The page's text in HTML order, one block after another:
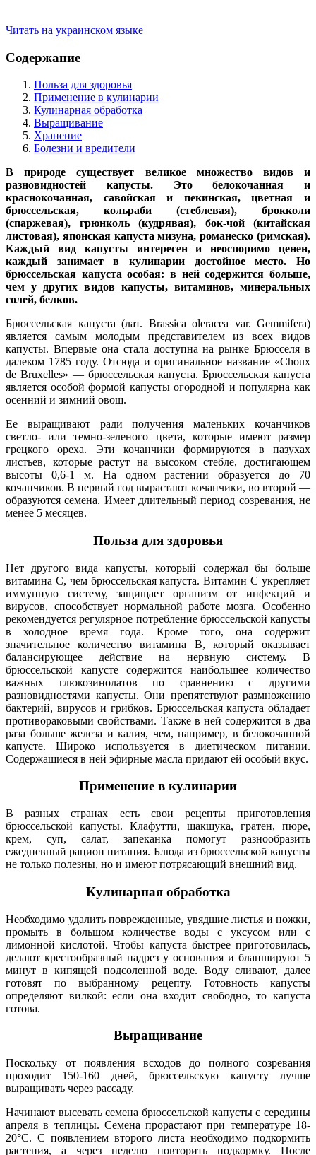
Читать на украинском языке
Содержание
Польза для здоровья
Применение в кулинарии
Кулинарная обработка
Выращивание
Хранение
Болезни и вредители
В природе существует великое множество видов и
разновидностей капусты. Это белокочанная и
краснокочанная, савойская и пекинская, цветная и
брюссельская, кольраби (стеблевая), брокколи
(спаржевая), грюнколь (кудрявая), бок-чой (китайская
листовая), японская капуста мизуна, романеско (римская).
Каждый вид капусты интересен и неоспоримо ценен,
каждый занимает в кулинарии достойное место. Но
брюссельская капуста особая: в ней содержится больше,
чем у других видов капусты, витаминов, минеральных
солей, белков.
Брюссельская капуста (лат. Brassica oleracea var. Gemmifera)
является самым молодым представителем из всех видов
капусты. Впервые она стала доступна на рынке Брюсселя в
далеком 1785 году. Отсюда и оригинальное название «Choux
de Bruxelles» — брюссельская капуста. Брюссельская капуста
является особой формой капусты огородной и популярна как
осенний и зимний овощ.
Ее выращивают ради получения маленьких кочанчиков
светло- или темно-зеленого цвета, которые имеют размер
грецкого ореха. Эти кочанчики формируются в пазухах
листьев, которые растут на высоком стебле, достигающем
высоты 0,6-1 м. На одном растении образуется до 70
кочанчиков. В первый год вырастают кочанчики, во второй —
образуются семена. Имеет длительный период созревания, не
менее 5 месяцев.
Польза для здоровья
Нет другого вида капусты, который содержал бы больше
витамина С, чем брюссельская капуста. Витамин С укрепляет
иммунную систему, защищает организм от инфекций и
вирусов, способствует нормальной работе мозга. Особенно
рекомендуется регулярное потребление брюссельской капусты
в холодное время года. Кроме того, она содержит
значительное количество витамина В, который оказывает
балансирующее действие на нервную систему. В
брюссельской капусте содержится наибольшее количество
важных глюкозинолатов по сравнению с другими
разновидностями капусты. Они препятствуют размножению
бактерий, вирусов и грибков. Брюссельская капуста обладает
противораковыми свойствами. Также в ней содержится в два
раза больше железа и калия, чем, например, в белокочанной
капусте. Широко используется в диетическом питании.
Содержащиеся в ней эфирные масла придают ей особый вкус.
Применение в кулинарии
В разных странах есть свои рецепты приготовления
брюссельской капусты. Клафутти, шакшука, гратен, пюре,
крем, суп, салат, запеканка помогут разнообразить
ежедневный рацион питания. Блюда из брюссельской капусты
не только полезны, но и имеют потрясающий внешний вид.
Кулинарная обработка
Необходимо удалить поврежденные, увядшие листья и ножки,
промыть в большом количестве воды с уксусом или с
лимонной кислотой. Чтобы капуста быстрее приготовилась,
делают крестообразный надрез у основания и бланшируют 5
минут в кипящей подсоленной воде. Воду сливают, далее
готовят по выбранному рецепту. Готовность капусты
определяют вилкой: если она входит свободно, то капуста
готова.
Выращивание
Поскольку от появления всходов до полного созревания
проходит 150-160 дней, брюссельскую капусту лучше
выращивать через рассаду.
Начинают высевать семена брюссельской капусты с середины
апреля в теплицы. Семена прорастают при температуре 18-
20°C. С появлением второго листа необходимо подкормить
растения, а через неделю повторить подкормку. После